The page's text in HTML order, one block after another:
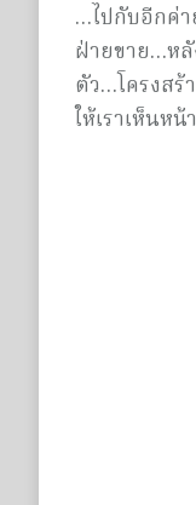
…ไปกับอีกค่า
ฝ่ายขาย…หลั
ตัว…โครงสร้
ให้เราเห็นห